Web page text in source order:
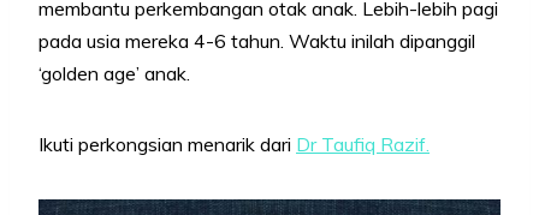
membantu perkembangan otak anak. Lebih-lebih pagi
pada usia mereka 4-6 tahun. Waktu inilah dipanggil
‘golden age’ anak.
Ikuti perkongsian menarik dari Dr Taufiq Razif.